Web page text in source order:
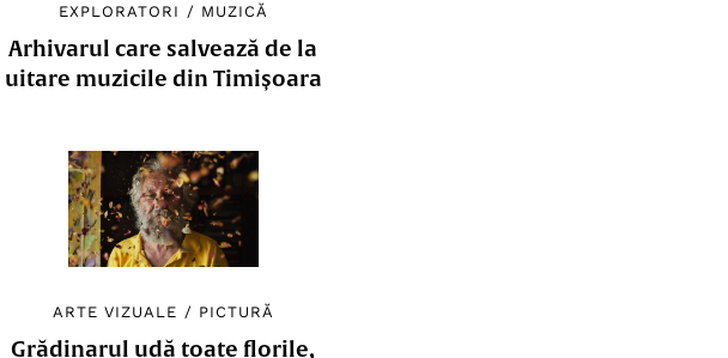
EXPLORATORI / MUZICĂ
Arhivarul care salvează de la
uitare muzicile din Timișoara
ARTE VIZUALE / PICTURĂ
Grădinarul udă toate florile,